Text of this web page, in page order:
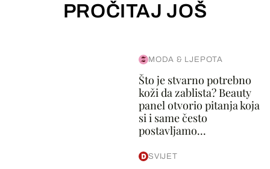
PROČITAJ JOŠ
MODA & LJEPOTA
Što je stvarno potrebno
koži da zablista? Beauty
panel otvorio pitanja koja
si i same često
postavljamo...
SVIJET